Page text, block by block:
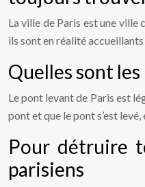
La ville de Paris est une
ils sont en réalité
Quelles sont
Le pont levant de Paris est
pont et que le pont s’est
Pour détruire
parisiens